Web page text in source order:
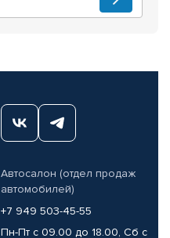
Автосалон (отдел продаж
автомобилей)
+7 949 503-45-55
Пн-Пт с 09.00 до 18.00, Сб с